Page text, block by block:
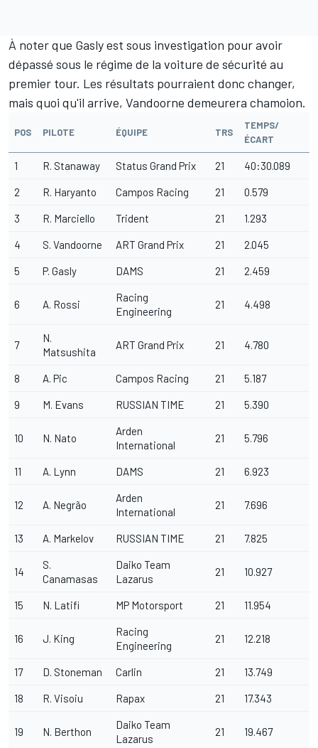
À noter que Gasly est sous investigation pour avoir
dépassé sous le régime de la voiture de sécurité au
premier tour. Les résultats pourraient donc changer,
mais quoi qu'il arrive, Vandoorne demeurera chamoion.
POS PILOTE ÉQUIPE TRS
TEMPS/
ÉCART
1 R. Stanaway Status Grand Prix 21 40:30.089
2 R. Haryanto Campos Racing 21 0.579
3 R. Marciello Trident 21 1.293
4 S. Vandoorne ART Grand Prix 21 2.045
5 P. Gasly DAMS 21 2.459
6 A. Rossi
Racing
Engineering
21 4.498
7
N.
Matsushita
ART Grand Prix 21 4.780
8 A. Pic Campos Racing 21 5.187
9 M. Evans RUSSIAN TIME 21 5.390
10 N. Nato
Arden
International
21 5.796
11 A. Lynn DAMS 21 6.923
12 A. Negrão
Arden
International
21 7.696
13 A. Markelov RUSSIAN TIME 21 7.825
14
S.
Canamasas
Daiko Team
Lazarus
21 10.927
15 N. Latifi MP Motorsport 21 11.954
16 J. King
Racing
Engineering
21 12.218
17 D. Stoneman Carlin 21 13.749
18 R. Visoiu Rapax 21 17.343
19 N. Berthon
Daiko Team
Lazarus
21 19.467